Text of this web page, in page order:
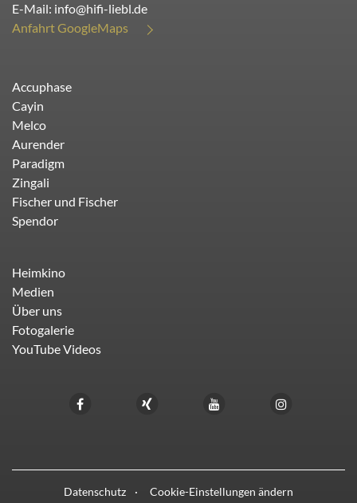
E-Mail: info@hifi-liebl.de
Anfahrt GoogleMaps
Accuphase
Cayin
Melco
Aurender
Paradigm
Zingali
Fischer und Fischer
Spendor
Heimkino
Medien
Über uns
Fotogalerie
YouTube Videos
Datenschutz Cookie-Einstellungen ändern